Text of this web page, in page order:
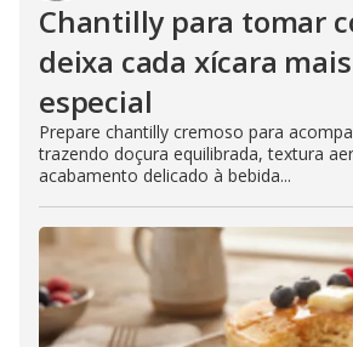
Chantilly para tomar
deixa cada xícara
especial
Prepare chantilly cremoso para
trazendo doçura equilibrada, textura
acabamento delicado à bebida...